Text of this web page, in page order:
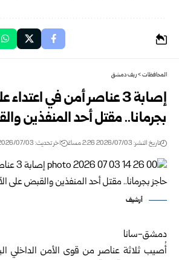
المحافظات>ريف دمشق
إصابة 3 عناصر أمن في
بجرمانا.. مقتل أحد المنفذين
تاريخ النشر: 2026/07/03 2:26 مساءً اخر تحديث: 2026/07/03 2:26 مساءً
أرشيف
دمشق-سانا
أُصيب ثلاثة عناصر من قوى الأمن الداخلي